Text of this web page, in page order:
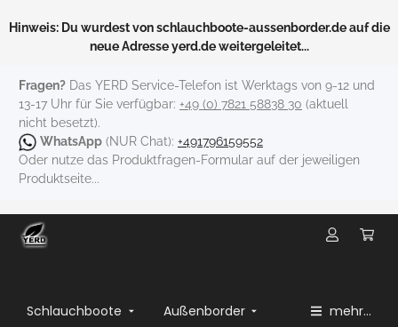
Hinweis: Du wurdest von schlauchboote-aussenborder.de auf die
neue Adresse yerd.de weitergeleitet...
Fragen? Das YERD Service-Telefon ist Werktags von 9-12 und
13-17 Uhr für Sie verfügbar: +49 (0) 7821 58838 30 (aktuell
nicht besetzt).
WhatsApp (NUR Chat): +491796159552
Oder nutze das Produktfragen-Formular auf der jeweiligen
Produktseite...
Schlauchboote Außenborder mehr...